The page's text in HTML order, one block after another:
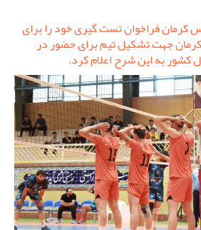
کرمان فراخوان تست گیری خود را برای
جهت تشکیل تیم برای حضور در
کشور به این شرح اعلام کرد.